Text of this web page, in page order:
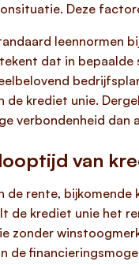
Deze
leennormen
dat in bepaalde
de krediet unie.
verbondenheid dan
van
de rente,
de krediet unie het
zonder
de